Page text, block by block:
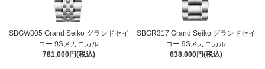
SBGW305 Grand Seiko グランドセイ
コー 9Sメカニカル
781,000円(税込)
SBGR317 Grand Seiko グランドセイ
コー 9Sメカニカル
638,000円(税込)